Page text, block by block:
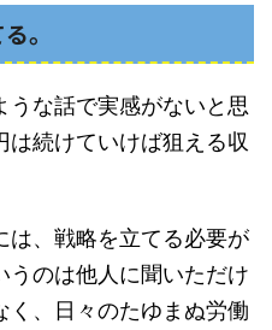
。
な話で実感がないと思
続けていけば狙える収
は、戦略を立てる必要が
うのは他人に聞いただけ
く、日々のたゆまぬ労働